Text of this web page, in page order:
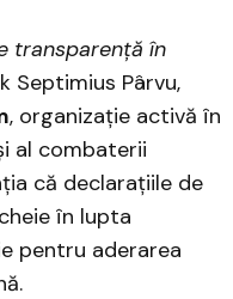
transparență în
Septimius Pârvu,
, organizație activă în
al combaterii
că declarațiile de
în lupta
pentru aderarea